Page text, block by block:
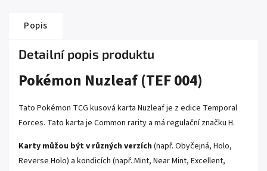
Popis
Detailní popis produktu
Pokémon Nuzleaf (TEF 004)
Tato Pokémon TCG kusová karta Nuzleaf je z edice Temporal
Forces. Tato karta je Common rarity a má regulační značku H.
Karty můžou být v různých verzích (např. Obyčejná, Holo,
Reverse Holo) a kondicích (např. Mint, Near Mint, Excellent,